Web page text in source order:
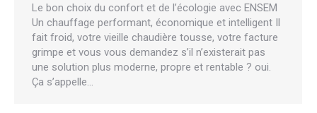
Le bon choix du confort et de l’écologie avec ENSEM
Un chauffage performant, économique et intelligent Il
fait froid, votre vieille chaudière tousse, votre facture
grimpe et vous vous demandez s’il n’existerait pas
une solution plus moderne, propre et rentable ? oui.
Ça s’appelle…